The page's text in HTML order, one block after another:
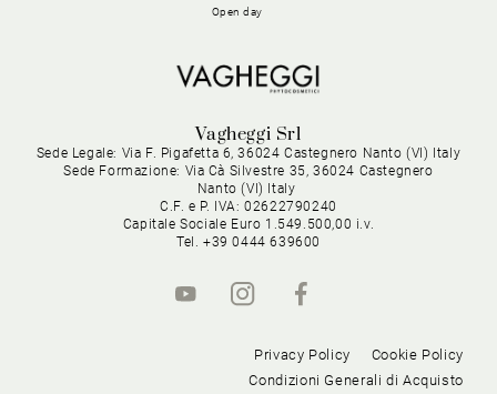
Open day
Vagheggi Srl
Sede Legale: Via F. Pigafetta 6, 36024 Castegnero Nanto (VI) Italy
Sede Formazione: Via Cà Silvestre 35, 36024 Castegnero
Nanto (VI) Italy
C.F. e P. IVA: 02622790240
Capitale Sociale Euro 1.549.500,00 i.v.
Tel. +39 0444 639600
Privacy Policy
Cookie Policy
Condizioni Generali di Acquisto